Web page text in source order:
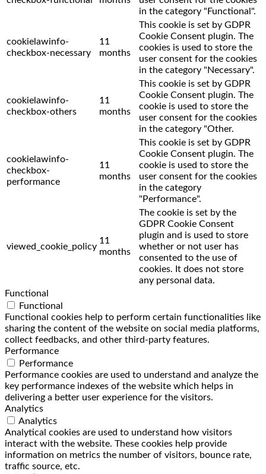
in the category "Functional".
cookielawinfo-
checkbox-necessary
11
months
This cookie is set by GDPR
Cookie Consent plugin. The
cookies is used to store the
user consent for the cookies
in the category "Necessary".
cookielawinfo-
checkbox-others
11
months
This cookie is set by GDPR
Cookie Consent plugin. The
cookie is used to store the
user consent for the cookies
in the category "Other.
cookielawinfo-
checkbox-
performance
11
months
This cookie is set by GDPR
Cookie Consent plugin. The
cookie is used to store the
user consent for the cookies
in the category
"Performance".
viewed_cookie_policy
11
months
The cookie is set by the
GDPR Cookie Consent
plugin and is used to store
whether or not user has
consented to the use of
cookies. It does not store
any personal data.
Functional
Functional
Functional cookies help to perform certain functionalities like
sharing the content of the website on social media platforms,
collect feedbacks, and other third-party features.
Performance
Performance
Performance cookies are used to understand and analyze the
key performance indexes of the website which helps in
delivering a better user experience for the visitors.
Analytics
Analytics
Analytical cookies are used to understand how visitors
interact with the website. These cookies help provide
information on metrics the number of visitors, bounce rate,
traffic source, etc.